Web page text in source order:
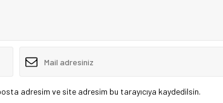
adresim ve site adresim bu tarayıcıya kaydedilsin.